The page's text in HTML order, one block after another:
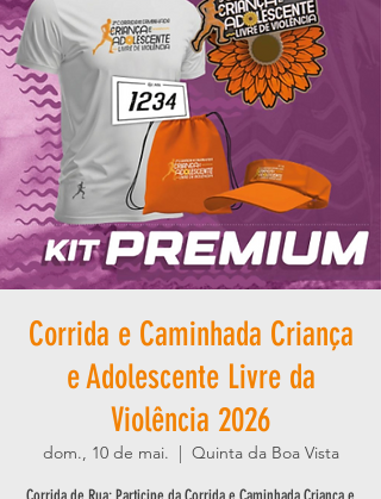
Corrida e Caminhada Criança
e Adolescente Livre da
Violência 2026
dom., 10 de mai.
  |
Quinta da Boa Vista